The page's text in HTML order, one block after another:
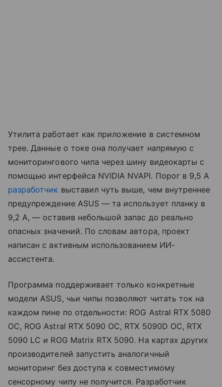
Утилита работает как приложение в системном
трее. Данные о токе она получает напрямую с
мониторингового чипа через шину видеокарты с
помощью интерфейса NVIDIA NVAPI. Порог в 9,5 А
разработчик выставил чуть выше, чем внутреннее
предупреждение ASUS — та использует планку в
9,2 А, — оставив небольшой запас до реально
опасных значений. По словам автора, проект
написан с активным использованием ИИ-
ассистента.
Программа поддерживает только конкретные
модели ASUS, чьи чипы позволяют читать ток на
каждом пине по отдельности: ROG Astral RTX 5080
OC, ROG Astral RTX 5090 OC, RTX 5090D OC, RTX
5090 LC и ROG Matrix RTX 5090. На картах других
производителей запустить аналогичный
мониторинг без доступа к совместимому
сенсорному чипу не получится. Разработчик